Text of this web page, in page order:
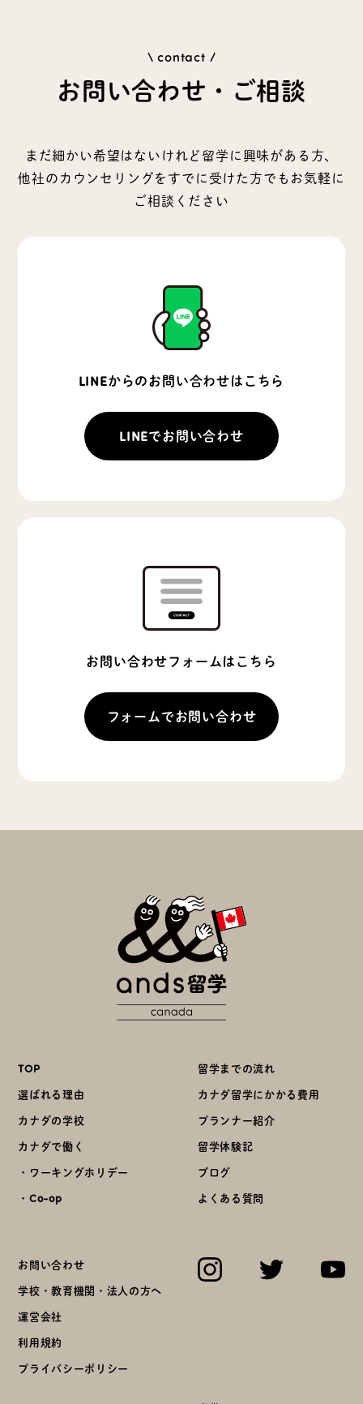
\ contact /
お問い合わせ・ご相談
まだ細かい希望はないけれど留学に興味がある方、
他社のカウンセリングをすでに受けた方でもお気軽に
ご相談ください
LINEからのお問い合わせはこちら
LINEでお問い合わせ
お問い合わせフォームはこちら
フォームでお問い合わせ
TOP
選ばれる理由
カナダの学校
カナダで働く
・ワーキングホリデー
・Co-op
留学までの流れ
カナダ留学にかかる費用
プランナー紹介
留学体験記
ブログ
よくある質問
お問い合わせ
学校・教育機関・法人の方へ
運営会社
利用規約
プライバシーポリシー